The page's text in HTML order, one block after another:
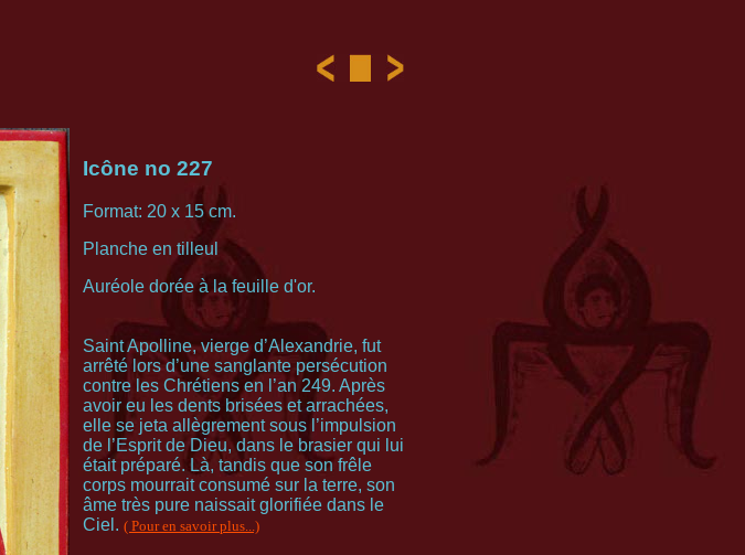
Icône no 227
Format: 20 x 15 cm.
Planche en tilleul
Auréole dorée à la feuille d'or.
Saint Apolline, vierge d’Alexandrie, fut
arrêté lors d’une sanglante persécution
contre les Chrétiens en l’an 249. Après
avoir eu les dents brisées et arrachées,
elle se jeta allègrement sous l’impulsion
de l’Esprit de Dieu, dans le brasier qui lui
était préparé. Là, tandis que son frêle
corps mourrait consumé sur la terre, son
âme très pure naissait glorifiée dans le
Ciel. ( Pour en savoir plus...)